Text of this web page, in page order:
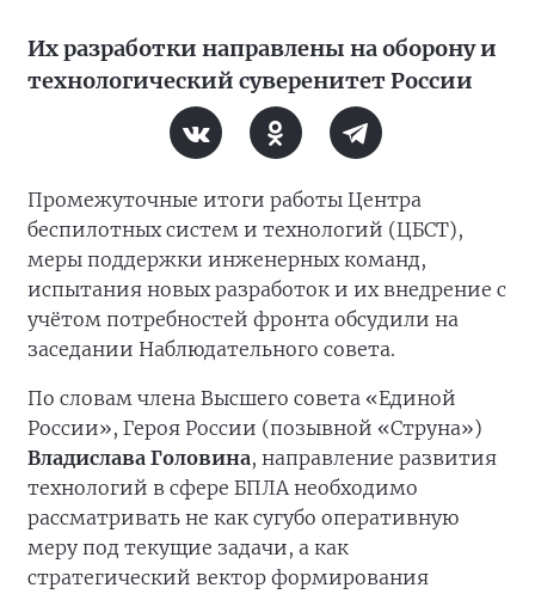
Их разработки направлены на оборону и
технологический суверенитет России
Промежуточные итоги работы Центра
беспилотных систем и технологий (ЦБСТ),
меры поддержки инженерных команд,
испытания новых разработок и их внедрение с
учётом потребностей фронта обсудили на
заседании Наблюдательного совета.
По словам члена Высшего совета «Единой
России», Героя России (позывной «Струна»)
Владислава Головина, направление развития
технологий в сфере БПЛА необходимо
рассматривать не как сугубо оперативную
меру под текущие задачи, а как
стратегический вектор формирования